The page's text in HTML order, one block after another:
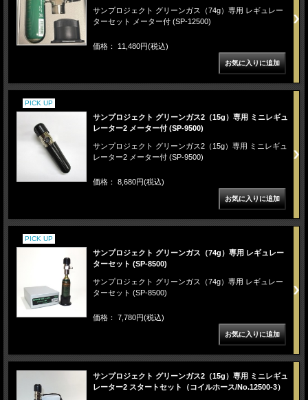
サンプロジェクト グリーンガス（74g）専用 レギュレー
ターセット メーター付 (SP-12500)
価格： 11,480円(税込)
PICK UP
サンプロジェクト グリーンガス2（15g）専用 ミニレギュ
レーター2 メーター付 (SP-9500)
サンプロジェクト グリーンガス2（15g）専用 ミニレギュ
レーター2 メーター付 (SP-9500)
価格： 8,680円(税込)
PICK UP
サンプロジェクト グリーンガス（74g）専用 レギュレー
ターセット (SP-8500)
サンプロジェクト グリーンガス（74g）専用 レギュレー
ターセット (SP-8500)
価格： 7,780円(税込)
サンプロジェクト グリーンガス2（15g）専用 ミニレギュ
レーター2 スタートセット（コイルホース/No.12500-3）